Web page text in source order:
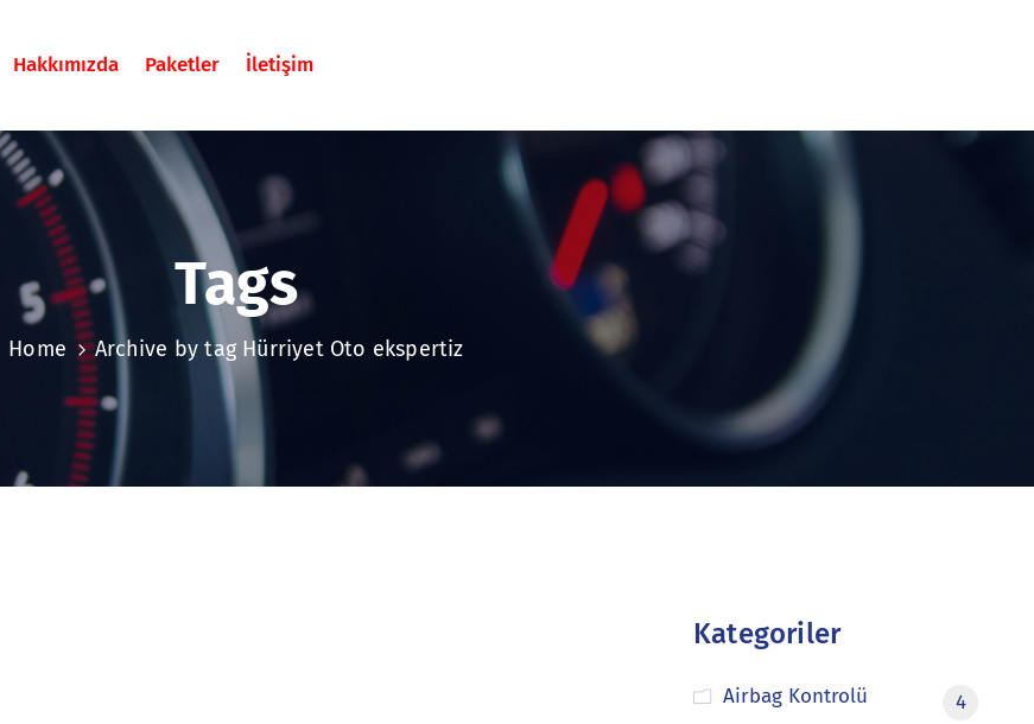
Hakkımızda Paketler İletişim
Tags
Home Archive by tag Hürriyet Oto ekspertiz
Kategoriler
Airbag Kontrolü
4